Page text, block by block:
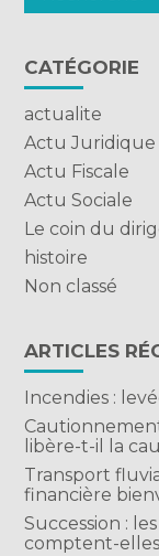
CATÉGORIE
actualite
Actu Juridique
Actu Fiscale
Actu Sociale
Le coin du
histoire
Non classé
ARTICLES
Incendies :
libère-t-il la
Transport
financière
Succession :
comptent-